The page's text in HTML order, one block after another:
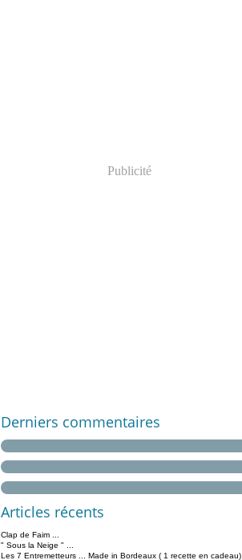
Publicité
Derniers commentaires
Articles récents
Clap de Faim ...
" Sous la Neige " ...
Les 7 Entremetteurs ... Made in Bordeaux ( 1 recette en cadeau)